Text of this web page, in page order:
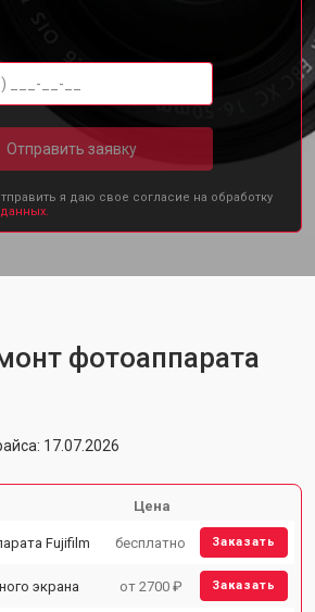
Отправить заявку
я даю свое согласие на обработку
фотоаппарата
17.07.2026
Цена
Fujifilm бесплатно Заказать
экрана от 2700 ₽ Заказать